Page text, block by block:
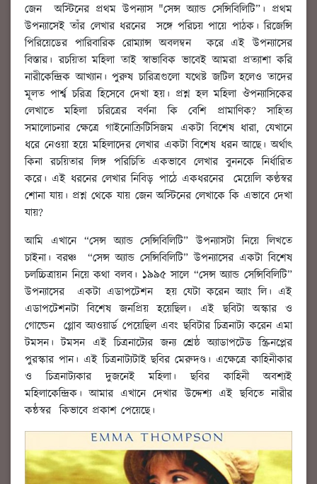
জেন অস্টিনের প্রথম উপন্যাস "সেন্স অ্যান্ড সেন্সিবিলিটি”। প্রথম
উপন্যাসেই তাঁর লেখার ধরনের সঙ্গে পরিচয় পায়ে পাঠক। রিজেন্সি
পিরিয়েডের পারিবারিক রোম্যান্স অবলম্বন করে এই উপন্যাসের
বিস্তার। রচয়িতা মহিলা তাই স্বাভাবিক ভাবেই আমরা প্রত্যাশা করি
নারীকেন্দ্রিক আখ্যান। পুরুষ চারিত্রগুলো যথেষ্ট জটিল হলেও তাদের
মূলত পার্শ্ব চরিত্র হিসেবে দেখা হয়। প্রশ্ন হল মহিলা ঔপন্যাসিকের
লেখাতে মহিলা চরিত্রের বর্ণনা কি বেশি প্রামাণিক? সাহিত্য
সমালোচনার ক্ষেত্রে গাইনোক্রিটিসিজম একটা বিশেষ ধারা, যেখানে
ধরে নেওয়া হয়ে মহিলাদের লেখার একটা বিশেষ ধরন আছে। অর্থাৎ
কিনা রচয়িতার লিঙ্গ পরিচিতি একভাবে লেখার বুননকে নির্ধারিত
করে। এই ধরনের লেখার নিবিড় পাঠে একধরনের মেয়েলি কণ্ঠস্বর
শোনা যায়। প্রশ্ন থেকে যায় জেন অস্টিনের লেখাকে কি এভাবে দেখা
যায়?
আমি এখানে “সেন্স অ্যান্ড সেন্সিবিলিটি” উপন্যাসটা নিয়ে লিখতে
চাইনা। বরঞ্চ “সেন্স অ্যান্ড সেন্সিবিলিটি” উপন্যাসের একটা বিশেষ
চলচ্চিত্রায়ন নিয়ে কথা বলব। ১৯৯৫ সালে “সেন্স অ্যান্ড সেন্সিবিলিটি”
উপন্যাসের একটা এডাপটেশন হয় যেটা করেন অ্যাং লি। এই
এডাপটেশনটা বিশেষ জনপ্রিয় হয়েছিল। এই ছবিটা অস্কার ও
গোল্ডেন গ্লোব অ্যওয়ার্ড পেয়েছিল এবং ছবিটার চিত্রনাট্য করেন এমা
টমসন। টমসন এই চিত্রনাট্যের জন্য শ্রেষ্ঠ অ্যাডাপটেড স্ক্রিনপ্লের
পুরস্কার পান। এই চিত্রনাট্যটাই ছবির মেরুদণ্ড। এক্ষেত্রে কাহিনীকার
ও চিত্রনাট্যকার দুজনেই মহিলা। ছবির কাহিনী অবশ্যই
মহিলাকেন্দ্রিক। আমার এখানে দেখার উদ্দেশ্য এই ছবিতে নারীর
কন্ঠস্বর কিভাবে প্রকাশ পেয়েছে।